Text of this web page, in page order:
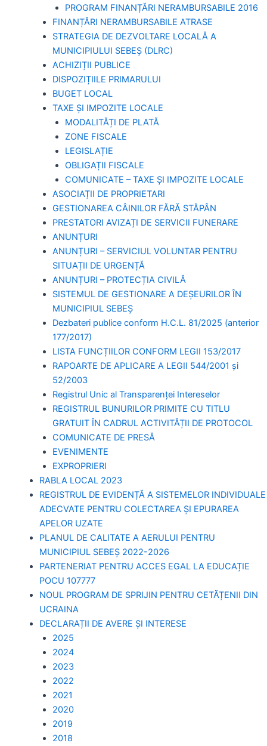
PROGRAM FINANȚĂRI NERAMBURSABILE 2016
FINANȚĂRI NERAMBURSABILE ATRASE
STRATEGIA DE DEZVOLTARE LOCALĂ A
MUNICIPIULUI SEBEȘ (DLRC)
ACHIZIȚII PUBLICE
DISPOZIȚIILE PRIMARULUI
BUGET LOCAL
TAXE ȘI IMPOZITE LOCALE
MODALITĂȚI DE PLATĂ
ZONE FISCALE
LEGISLAȚIE
OBLIGAȚII FISCALE
COMUNICATE – TAXE ȘI IMPOZITE LOCALE
ASOCIAȚII DE PROPRIETARI
GESTIONAREA CÂINILOR FĂRĂ STĂPÂN
PRESTATORI AVIZAȚI DE SERVICII FUNERARE
ANUNȚURI
ANUNȚURI – SERVICIUL VOLUNTAR PENTRU
SITUAȚII DE URGENȚĂ
ANUNȚURI – PROTECȚIA CIVILĂ
SISTEMUL DE GESTIONARE A DEȘEURILOR ÎN
MUNICIPIUL SEBEȘ
Dezbateri publice conform H.C.L. 81/2025 (anterior
177/2017)
LISTA FUNCȚIILOR CONFORM LEGII 153/2017
RAPOARTE DE APLICARE A LEGII 544/2001 și
52/2003
Registrul Unic al Transparenței Intereselor
REGISTRUL BUNURILOR PRIMITE CU TITLU
GRATUIT ÎN CADRUL ACTIVITĂȚII DE PROTOCOL
COMUNICATE DE PRESĂ
EVENIMENTE
EXPROPRIERI
RABLA LOCAL 2023
REGISTRUL DE EVIDENȚĂ A SISTEMELOR INDIVIDUALE
ADECVATE PENTRU COLECTAREA ȘI EPURAREA
APELOR UZATE
PLANUL DE CALITATE A AERULUI PENTRU
MUNICIPIUL SEBEȘ 2022-2026
PARTENERIAT PENTRU ACCES EGAL LA EDUCAȚIE
POCU 107777
NOUL PROGRAM DE SPRIJIN PENTRU CETĂȚENII DIN
UCRAINA
DECLARAȚII DE AVERE ȘI INTERESE
2025
2024
2023
2022
2021
2020
2019
2018